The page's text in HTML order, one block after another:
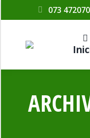
073 472070